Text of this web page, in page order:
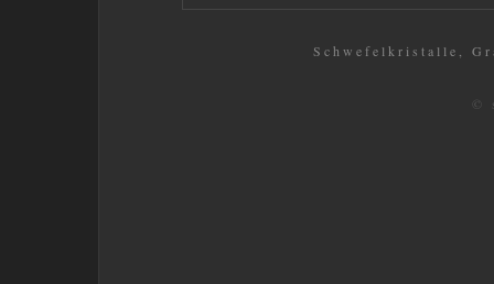
Schwefelkristalle,
©